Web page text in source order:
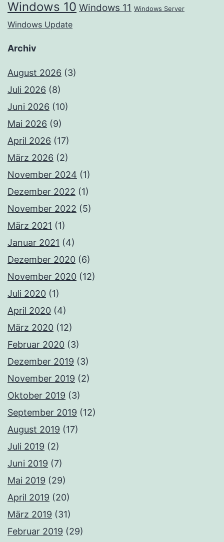
Windows 10 Windows 11 Windows Server
Windows Update
Archiv
August 2026 (3)
Juli 2026 (8)
Juni 2026 (10)
Mai 2026 (9)
April 2026 (17)
März 2026 (2)
November 2024 (1)
Dezember 2022 (1)
November 2022 (5)
März 2021 (1)
Januar 2021 (4)
Dezember 2020 (6)
November 2020 (12)
Juli 2020 (1)
April 2020 (4)
März 2020 (12)
Februar 2020 (3)
Dezember 2019 (3)
November 2019 (2)
Oktober 2019 (3)
September 2019 (12)
August 2019 (17)
Juli 2019 (2)
Juni 2019 (7)
Mai 2019 (29)
April 2019 (20)
März 2019 (31)
Februar 2019 (29)